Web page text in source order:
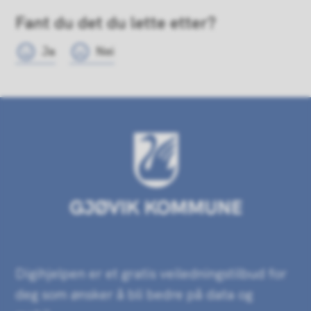
Fant du det du lette etter?
Ja Nei
Digihjelpen er et gratis veiledningstilbud for
deg som ønsker å bli bedre på data og